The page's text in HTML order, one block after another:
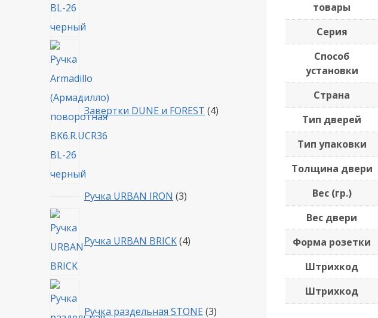
товары
Серия
Способ
установки
Страна
Тип дверей
Тип упаковки
Толщина двери
Вес (гр.)
Вес двери
Форма розетки
Штрихкод
Штрихкод
Завертки DUNE и FOREST 4
Ручка URBAN IRON 33
Ручка URBAN BRICK 4товара
Ручка раздельная STONE 3товара